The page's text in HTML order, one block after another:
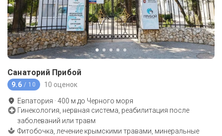
Санаторий Прибой
9.6 / 10 10 оценок
Евпатория ·400 м до Черного моря
Гинекология, нервная система, реабилитация после
заболеваний или травм
Фитобочка, лечение крымскими травами, минеральные